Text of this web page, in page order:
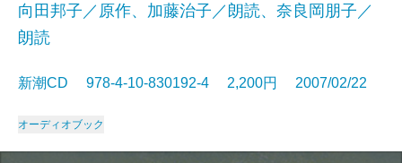
向田邦子／原作、加藤治子／朗読、奈良岡朋子／
朗読
新潮CD 978-4-10-830192-4 2,200円 2007/02/22
オーディオブック